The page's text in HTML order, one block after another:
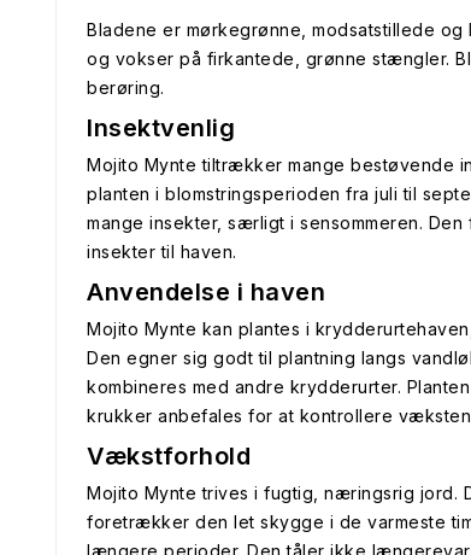
Bladene er mørkegrønne, modsatstillede
og vokser på firkantede, grønne stængler.
berøring.
Insektvenlig
Mojito Mynte tiltrækker mange bestøvende
planten i blomstringsperioden fra juli til
mange insekter, særligt i sensommeren.
insekter til haven.
Anvendelse i haven
Mojito Mynte kan plantes i
Den egner sig godt til plantning langs
kombineres med andre krydderurter.
krukker anbefales for at kontrollere
Vækstforhold
Mojito Mynte trives i fugtig, næringsrig jord.
foretrækker den let skygge i de varmeste
længere perioder. Den tåler ikke